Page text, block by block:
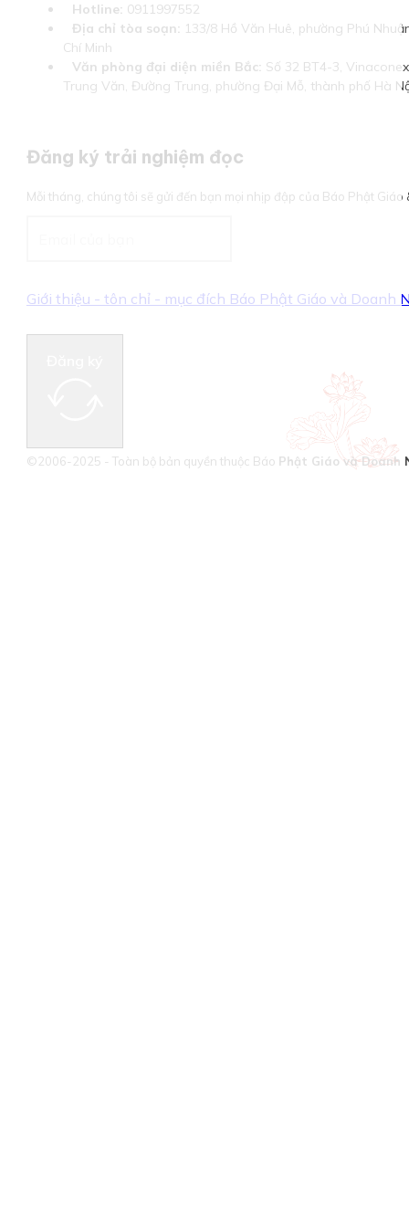
Hotline: 0911997552
Địa chỉ tòa soạn: 133/8 Hồ Văn Huê, phường Phú
Chí Minh
Văn phòng đại diện miền Bắc: Số 32 BT4-3,
Trung Văn, Đường Trung, phường Đại Mỗ, thành phố Hà
Đăng ký trải nghiệm đọc
Mỗi tháng, chúng tôi sẽ gửi đến bạn mọi nhịp đập của Báo Phật Giáo
Giới thiệu - tôn chỉ - mục đích Báo Phật Giáo và Doanh
©2006-2025 - Toàn bộ bản quyền thuộc Báo Phật Giáo và Doanh